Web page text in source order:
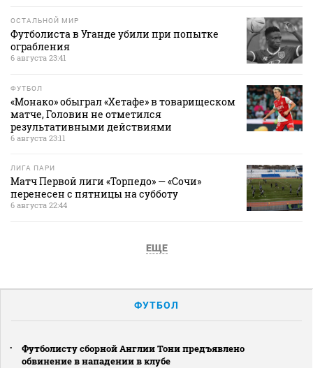
ОСТАЛЬНОЙ МИР
Футболиста в Уганде убили при попытке
ограбления
6 августа 23:41
ФУТБОЛ
«Монако» обыграл «Хетафе» в товарищеском
матче, Головин не отметился
результативными действиями
6 августа 23:11
ЛИГА ПАРИ
Матч Первой лиги «Торпедо» — «Сочи»
перенесен с пятницы на субботу
6 августа 22:44
ЕЩЕ
ФУТБОЛ
Футболисту сборной Англии Тони предъявлено
обвинение в нападении в клубе